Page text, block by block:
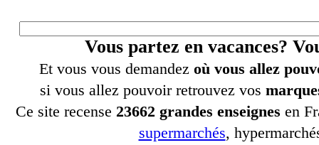
Vous partez en vacances?
Et vous vous demandez où vous allez
si vous allez pouvoir retrouvez vos
Ce site recense 23662 grandes enseignes en
supermarchés,